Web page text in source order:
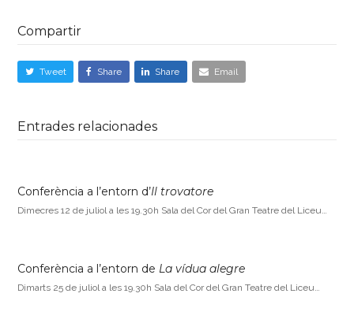
Compartir
Tweet Share Share Email
Entrades relacionades
Conferència a l’entorn d’Il trovatore
Dimecres 12 de juliol a les 19.30h Sala del Cor del Gran Teatre del Liceu…
Conferència a l’entorn de La vídua alegre
Dimarts 25 de juliol a les 19.30h Sala del Cor del Gran Teatre del Liceu…